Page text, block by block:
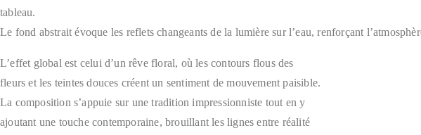
tableau.
Le fond abstrait évoque les reflets changeants de la lumière sur l’eau, renforçant
L’effet global est celui d’un rêve floral, où les contours flous des
fleurs et les teintes douces créent un sentiment de mouvement paisible.
La composition s’appuie sur une tradition impressionniste tout en y
ajoutant une touche contemporaine, brouillant les lignes entre réalité